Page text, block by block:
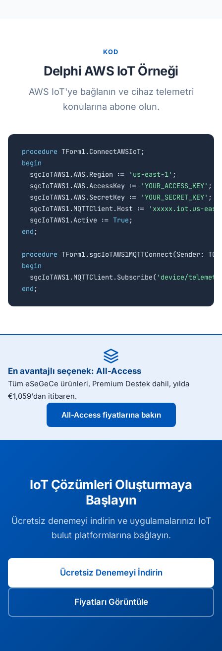
KOD
Delphi AWS IoT Örneği
AWS IoT'ye bağlanın ve cihaz telemetri
konularına abone olun.
procedure
begin
sgcIoTAWS1.AWS.Region :=
'us-east-1' ;
  sgcIoTAWS1.AWS.AccessKey :=
'YOUR_ACCESS_KEY' ;
  sgcIoTAWS1.AWS.SecretKey :=
'YOUR_SECRET_KEY' ;
  sgcIoTAWS1.MQTTClient.Host :=
'xxxxx.iot.us-east-
  sgcIoTAWS1.Active :=
True
end ;
procedure
begin
sgcIoTAWS1.MQTTClient.Subscribe( 'device/
end ;
En avantajlı seçenek: All-Access
Tüm eSeGeCe ürünleri, Premium Destek dahil, yılda
€1,059'dan itibaren.
All-Access fiyatlarına bakın
IoT Çözümleri Oluşturmaya
Başlayın
Ücretsiz denemeyi indirin ve uygulamalarınızı IoT
bulut platformlarına bağlayın.
Ücretsiz Denemeyi İndirin
Fiyatları Görüntüle